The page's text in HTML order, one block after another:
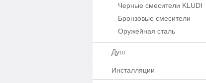
Черные смесители KLUDI
Бронзовые смесители
Оружейная сталь
Душ
Инсталляции